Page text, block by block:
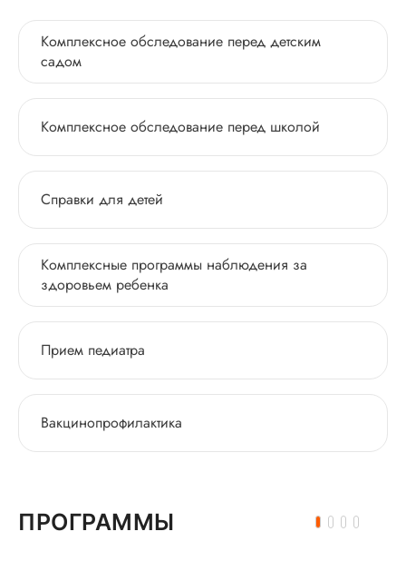
Комплексное обследование перед детским
садом
Комплексное обследование перед школой
Справки для детей
Комплексные программы наблюдения за
здоровьем ребенка
Прием педиатра
Вакцинопрофилактика
ПРОГРАММЫ